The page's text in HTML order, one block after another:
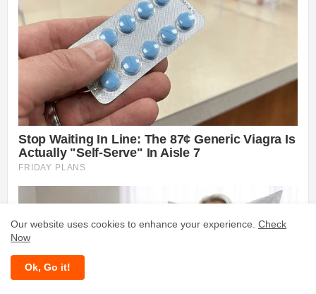
Our website uses cookies to enhance your experience. Check
Now
Ok, Go it!